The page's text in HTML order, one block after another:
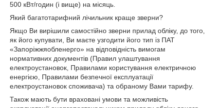
500 кВт/годин (і вище) на місяць.
Який багатотарифний лічильник краще зверни?
Якщо Ви вирішили самостійно зверни прилад обліку, до того,
як його купувати, Ви маєте узгодити його тип із ПАТ
«Запоріжжяобленерго» на відповідність вимогам
нормативних документів (Правил улаштування
електроустановок, Правилами користування електричною
енергією, Правилами безпечної експлуатації
електроустановок споживача) та обраному Вами тарифу.
Також мають бути враховані умови та можливість